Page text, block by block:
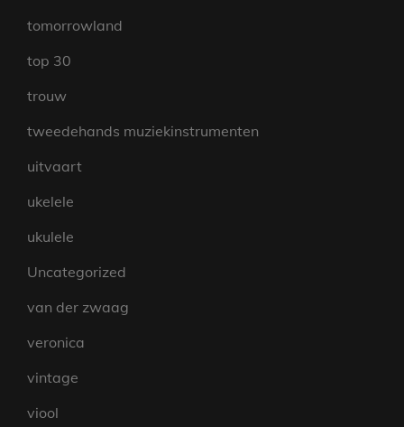
tomorrowland
top 30
trouw
tweedehands muziekinstrumenten
uitvaart
ukelele
ukulele
Uncategorized
van der zwaag
veronica
vintage
viool